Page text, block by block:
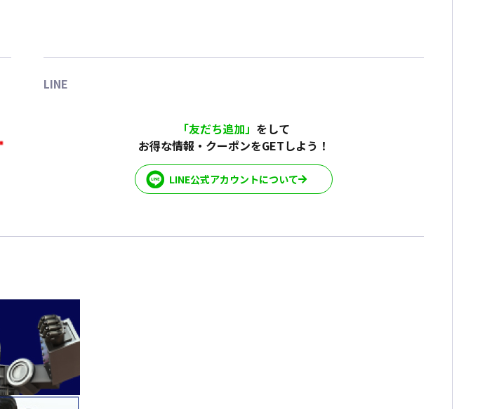
LINE
「友だち追加」 をして
お得な情報・クーポンをGETしよう！
LINE公式アカウントについて